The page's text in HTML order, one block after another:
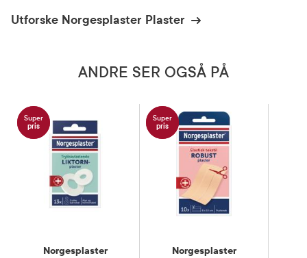
Utforske Norgesplaster Plaster
ANDRE SER OGSÅ PÅ
Super
pris
Norgesplaster
Super
pris
Norgesplaster